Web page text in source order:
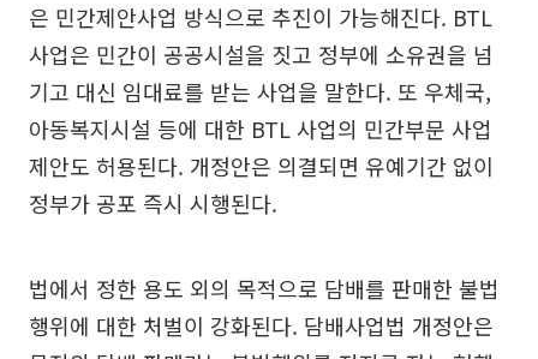
은 민간제안사업 방식으로 추진이 가능해진다. BTL
사업은 민간이 공공시설을 짓고 정부에 소유권을 넘
기고 대신 임대료를 받는 사업을 말한다. 또 우체국,
아동복지시설 등에 대한 BTL 사업의 민간부문 사업
제안도 허용된다. 개정안은 의결되면 유예기간 없이
정부가 공포 즉시 시행된다.
법에서 정한 용도 외의 목적으로 담배를 판매한 불법
행위에 대한 처벌이 강화된다. 담배사업법 개정안은